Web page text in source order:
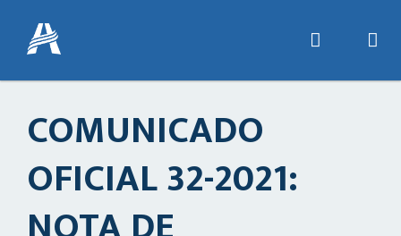
COMUNICADO
OFICIAL 32-2021: